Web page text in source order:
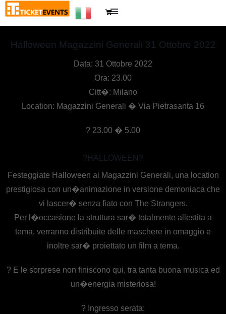
Halloween Magazzini Generali 31 Ottobre 2022
Data: 31 Ottobre 2022
Ora: 23.00
Citt�: Milano
Location: Magazzini Generali � Via Pietrasanta 16
? 23.00 � 5.00
? HALLOWEEN ?
Festeggiate Halloween ai Magazzini Generali, una location
prestigiosa con un�animazione in versione demoniaca che
vi lascer� senza fiato con The Strangers.
Per l�occasione la struttura sar� totalmente allestita a
tema, verranno distribuite delle maschere in omaggio e
inoltre sar� proiettato un film a tema.
? E le sorprese non finiscono qui, tra tanta buona musica ed
un�energia misteriosa!
? Ingresso serata: